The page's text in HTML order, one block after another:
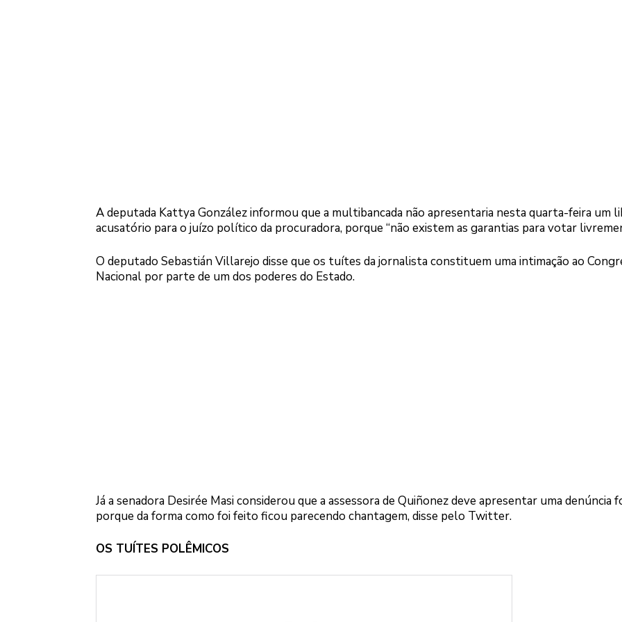
A deputada Kattya González informou que a multibancada não apresentaria nesta quarta-feira um
acusatório para o juízo político da procuradora, porque “não existem as garantias para votar
O deputado Sebastián Villarejo disse que os tuítes da jornalista constituem uma intimação ao
Nacional por parte de um dos poderes do Estado.
Já a senadora Desirée Masi considerou que a assessora de Quiñonez deve apresentar uma denúncia
porque da forma como foi feito ficou parecendo chantagem, disse pelo Twitter.
OS TUÍTES POLÊMICOS